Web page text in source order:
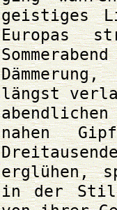
geistiges
Europas
längst
nahen
erglühen,
in der